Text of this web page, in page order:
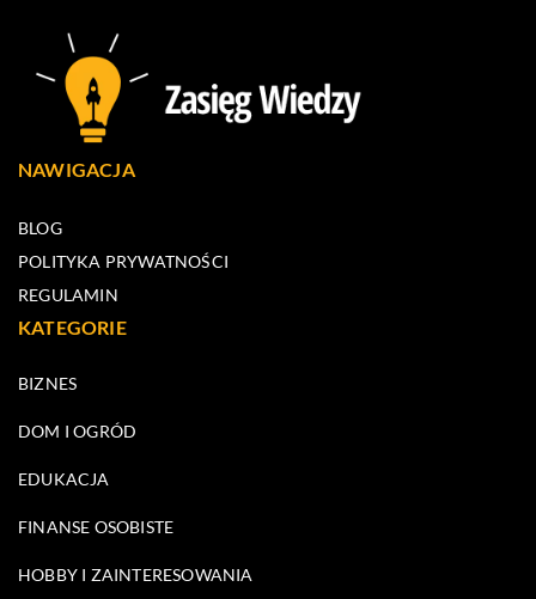
NAWIGACJA
BLOG
POLITYKA PRYWATNOŚCI
REGULAMIN
KATEGORIE
BIZNES
DOM I OGRÓD
EDUKACJA
FINANSE OSOBISTE
HOBBY I ZAINTERESOWANIA